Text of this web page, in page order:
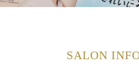
SALON